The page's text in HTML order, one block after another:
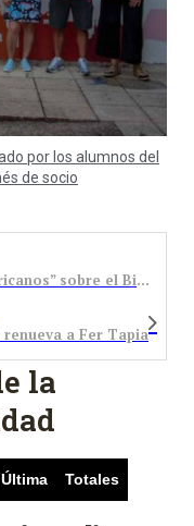
por los alumnos del
de socio
A CIENCIA CIERTA / Los “Vuelos Americanos” sobre el Bierzo
renueva a Fer Tapia
la
Última Totales